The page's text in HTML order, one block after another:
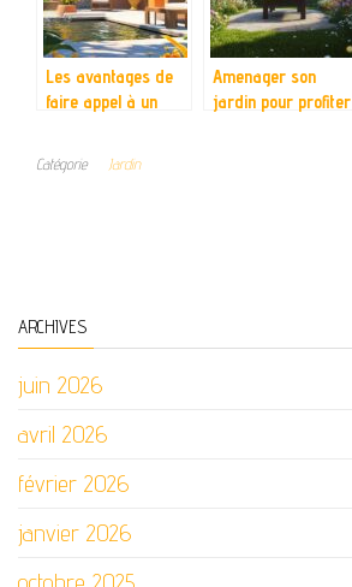
Les avantages de
faire appel à un
jardin
Amenager son
jardin pour profiter
Catégorie Jardin
ARCHIVES
juin 2026
avril 2026
février 2026
janvier 2026